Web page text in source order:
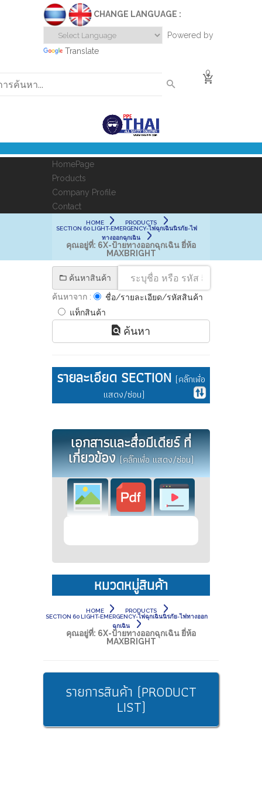
CHANGE LANGUAGE :
Powered by
Translate
0
HomePage
Products
Company Profile
Contact
HOME
PRODUCTS
SECTION 60 LIGHT-EMERGENCY-ไฟฉุกเฉินนิรภัย-ไฟ
ทางออกฉุกเฉิน
คุณอยู่ที่: 6X-ป้ายทางออกฉุกเฉิน ยี่ห้อ
MAXBRIGHT
ค้นหาสินค้า
ค้นหาจาก :
ชื่อ/รายละเอียด/รหัสสินค้า
แท็กสินค้า
ค้นหา
รายละเอียด SECTION (คลิ๊กเพื่อ
แสดง/ซ่อน)
เอกสารและสื่อมีเดียร์ ที่
เกี่ยวข้อง(คลิ๊กเพื่อ แสดง/ซ่อน)
หมวดหมู่สินค้า
HOME
PRODUCTS
SECTION 60 LIGHT-EMERGENCY-ไฟฉุกเฉินนิรภัย-ไฟทางออก
ฉุกเฉิน
คุณอยู่ที่: 6X-ป้ายทางออกฉุกเฉิน ยี่ห้อ
MAXBRIGHT
รายการสินค้า (PRODUCT
LIST)